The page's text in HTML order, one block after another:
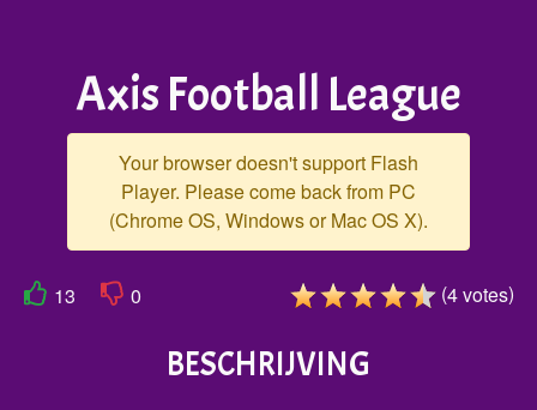
Axis Football League
Your browser doesn't support Flash
Player. Please come back from PC
(Chrome OS, Windows or Mac OS X).
13 0 (4votes)
BESCHRIJVING